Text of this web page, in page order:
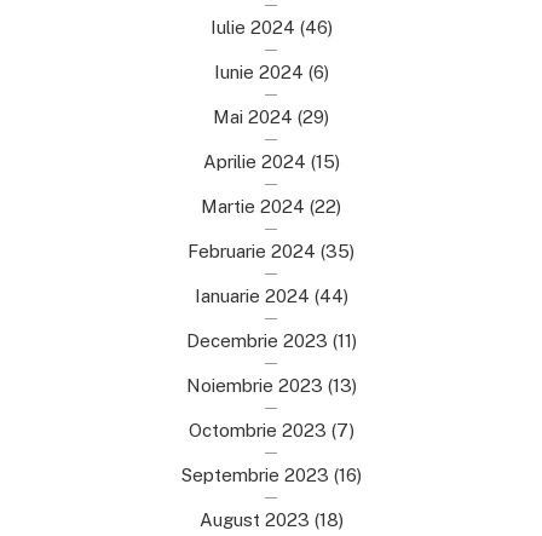
Iulie 2024 (46)
Iunie 2024 (6)
Mai 2024 (29)
Aprilie 2024 (15)
Martie 2024 (22)
Februarie 2024 (35)
Ianuarie 2024 (44)
Decembrie 2023 (11)
Noiembrie 2023 (13)
Octombrie 2023 (7)
Septembrie 2023 (16)
August 2023 (18)